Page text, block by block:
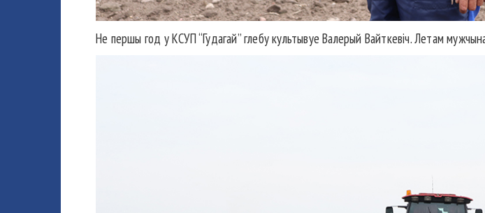
Не першы год у КСУП “Гудагай” глебу культывуе Валерый Вайткевіч. Летам